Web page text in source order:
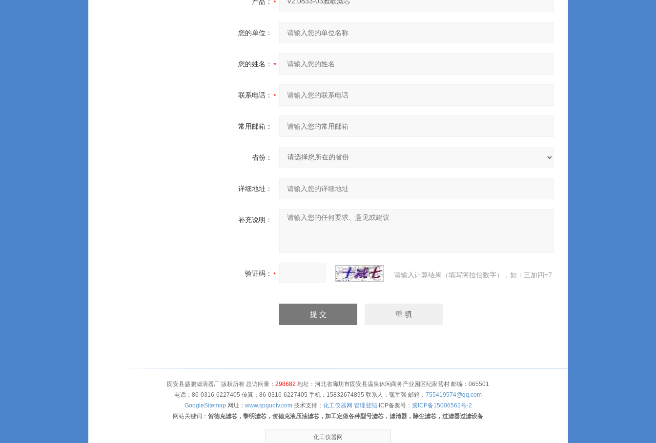
您的单位：
您的姓名：
联系电话：
常用邮箱：
省份：
详细地址：
补充说明：
验证码： 请输入计算结果（填写阿拉伯数字），如：三加四=7
固安县盛鹏滤清器厂 版权所有 总访问量： 298682 地址：河北省廊坊市固安县温泉休闲商务产业园区纪家营村 邮编：065501
电话：86-0316-6227405 传真：86-0316-6227405 手机：15832674895 联系人：寇军强 邮箱： 755419574@qq.com
GoogleSitemap网址： www.spguolv.com技术支持： 化工仪器网 管理登陆ICP备案号： 冀ICP备15006562号-2
网站关键词： 贺德克滤芯，黎明滤芯，贺德克液压油滤芯，加工定做各种型号滤芯，滤清器，除尘滤芯，过滤器过滤设备
化工仪器网